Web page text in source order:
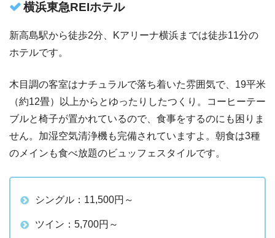
横浜東急REIホテル
新高島駅から徒歩2分、Kアリーナ横浜までは徒歩11分の
ホテルです。
木目調の客室はナチュラルで落ち着いた雰囲気で、19平米
（約12畳）以上からとゆったりしたつくり。コーヒーテー
ブルと椅子が置かれているので、食事をするのにも困りま
せん。加湿空気清浄機も完備されていますよ。朝食は3種
のメインも食べ放題のビュッフェスタイルです。
シングル：11,500円～
ツイン：5,700円～